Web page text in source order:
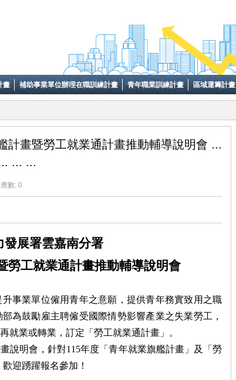
畫 補助事業單位辦理在職訓練計畫 青年職業訓練計畫 區域運籌計畫
計畫暨勞工就業通計畫推動輔導說明會 ...
... ...
應數: 0
發展署雲嘉南分署
勞工就業通計畫推動輔導說明會
事業單位僱用青年之意願，提供青年務實致用之職
為鼓勵雇主聘僱受國際情勢影響產業之失業勞工，
就業或轉業，訂定「勞工就業通計畫」。
說明會，針對115年度「青年就業旗艦計畫」及「勞
迎踴躍報名參加！